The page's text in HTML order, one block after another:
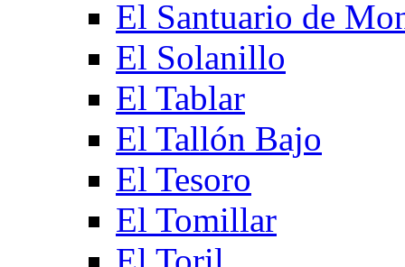
El Santuario de
El Solanillo
El Tablar
El Tallón Bajo
El Tesoro
El Tomillar